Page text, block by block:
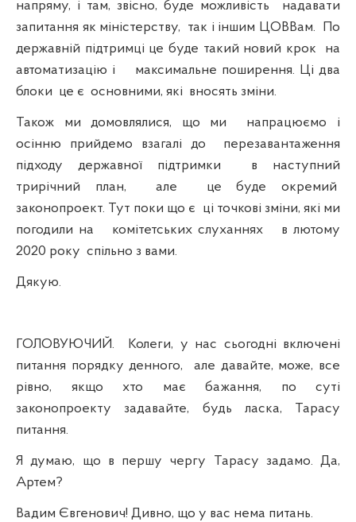
напряму, і там, звісно, буде можливість
надавати
запитання як міністерству, так і іншим ЦОВВам.
По
державній підтримці це буде такий новий крок
на
автоматизацію і
максимальне поширення. Ці два
блоки це є основними, які вносять зміни.
Також ми домовлялися, що ми
напрацюємо і
осінню прийдемо взагалі до
перезавантаження
підходу державної підтримки
в наступний
трирічний план,
але
це буде окремий
законопроект. Тут поки що є ці точкові зміни, які ми
погодили на
комітетських слуханнях
в лютому
2020 року спільно з вами.
Дякую.
ГОЛОВУЮЧИЙ.
Колеги, у нас сьогодні включені
питання порядку денного,
але давайте, може, все
рівно, якщо хто має бажання, по суті
законопроекту задавайте, будь ласка, Тарасу
питання.
Я думаю, що в першу чергу Тарасу задамо. Да,
Артем?
Вадим Євгенович! Дивно, що у вас нема питань.